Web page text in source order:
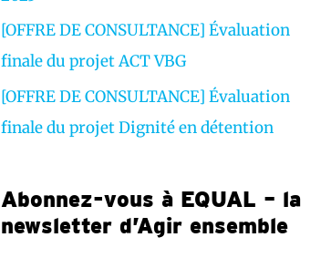
[OFFRE DE CONSULTANCE] Évaluation
finale du projet ACT VBG
[OFFRE DE CONSULTANCE] Évaluation
finale du projet Dignité en détention
Abonnez-vous à EQUAL – la
newsletter d’Agir ensemble